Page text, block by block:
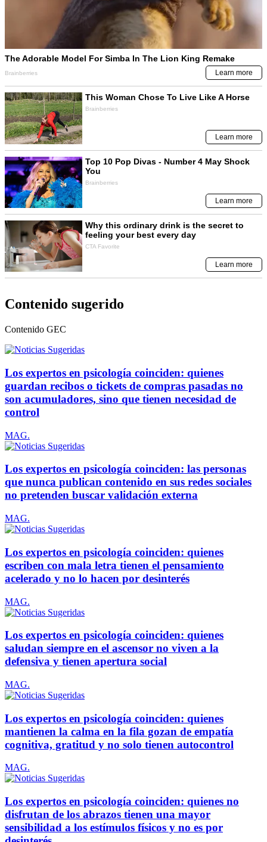
Contenido sugerido
Contenido GEC
Los expertos en psicología coinciden: quienes
guardan recibos o tickets de compras pasadas no
son acumuladores, sino que tienen necesidad de
control
MAG.
Los expertos en psicología coinciden: las personas
que nunca publican contenido en sus redes sociales
no pretenden buscar validación externa
MAG.
Los expertos en psicología coinciden: quienes
escriben con mala letra tienen el pensamiento
acelerado y no lo hacen por desinterés
MAG.
Los expertos en psicología coinciden: quienes
saludan siempre en el ascensor no viven a la
defensiva y tienen apertura social
MAG.
Los expertos en psicología coinciden: quienes
mantienen la calma en la fila gozan de empatía
cognitiva, gratitud y no solo tienen autocontrol
MAG.
Los expertos en psicología coinciden: quienes no
disfrutan de los abrazos tienen una mayor
sensibilidad a los estímulos físicos y no es por